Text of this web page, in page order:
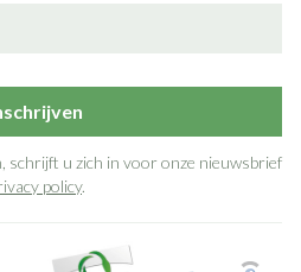
schrijft u zich in voor onze nieuwsbrief
policy.